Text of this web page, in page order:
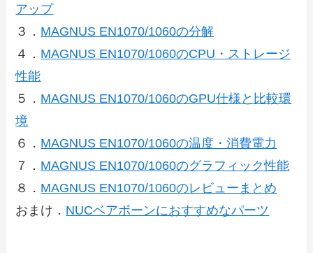
アップ
３． MAGNUS EN1070/1060の分解
４． MAGNUS EN1070/1060のCPU・ストレージ
性能
５． MAGNUS EN1070/1060のGPU仕様と比較環
境
６． MAGNUS EN1070/1060の温度・消費電力
７． MAGNUS EN1070/1060のグラフィック性能
８． MAGNUS EN1070/1060のレビューまとめ
おまけ． NUCベアボーンにおすすめなパーツ